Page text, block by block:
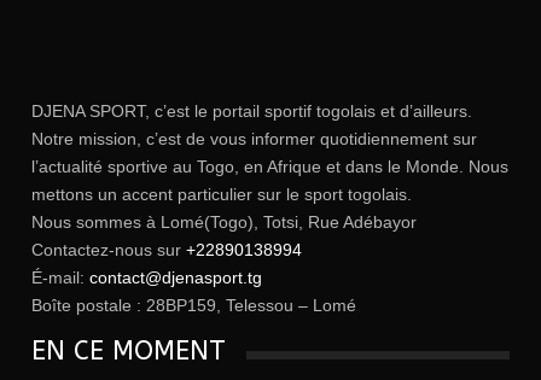
DJENA SPORT, c’est le portail sportif togolais et d’ailleurs.
Notre mission, c’est de vous informer quotidiennement sur
l’actualité sportive au Togo, en Afrique et dans le Monde. Nous
mettons un accent particulier sur le sport togolais.
Nous sommes à Lomé(Togo), Totsi, Rue Adébayor
Contactez-nous sur +22890138994
É-mail: contact@djenasport.tg
Boîte postale : 28BP159, Telessou – Lomé
EN CE MOMENT